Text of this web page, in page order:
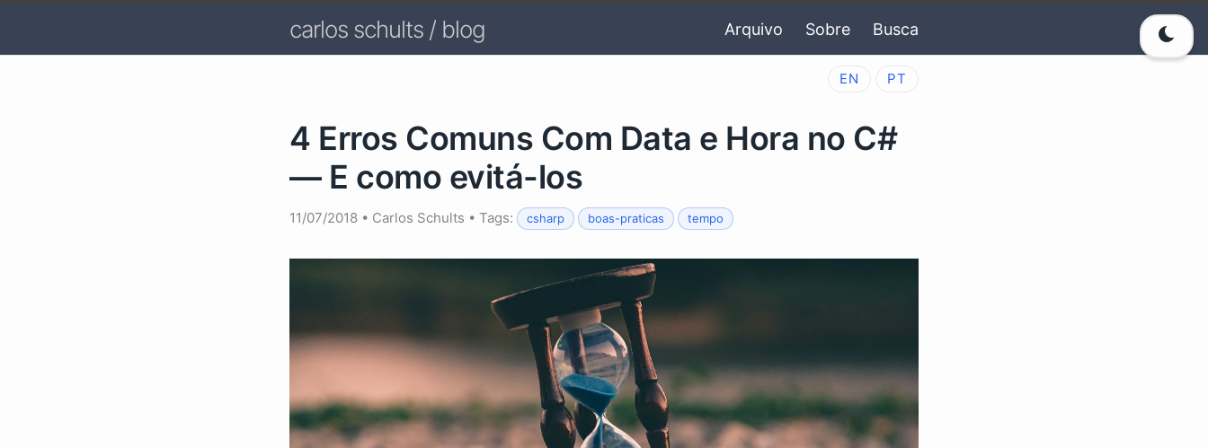
carlos schults / blog Arquivo Sobre Busca
EN PT
4 Erros Comuns Com Data e Hora no C#
— E como evitá-los
11/07/2018 • Carlos Schults • Tags: csharp boas-praticas tempo